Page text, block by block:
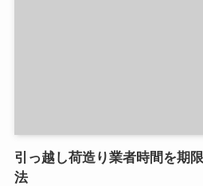
引っ越し荷造り業者時間を期
法